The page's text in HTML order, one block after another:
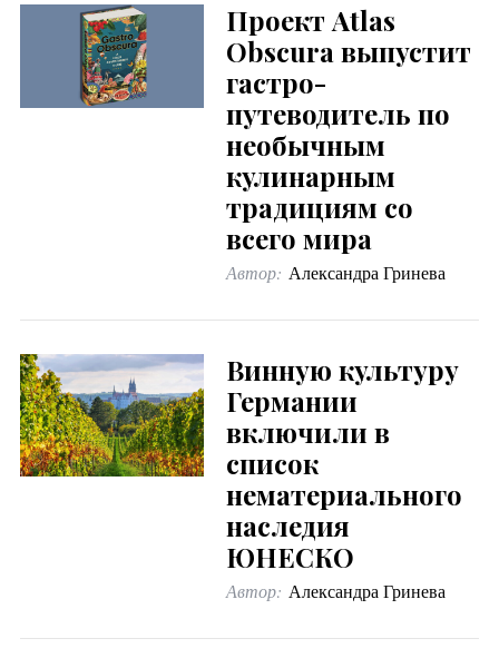
Проект Atlas
Obscura выпустит
гастро-
путеводитель по
необычным
кулинарным
традициям со
всего мира
Автор: Александра Гринева
Винную культуру
Германии
включили в
список
нематериального
наследия
ЮНЕСКО
Автор: Александра Гринева